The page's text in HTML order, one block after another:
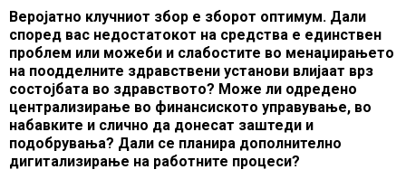
Веројатно клучниот збор е зборот оптимум. Дали
според вас недостатокот на средства е единствен
проблем или можеби и слабостите во менаџирањето
на поодделните здравствени установи влијаат врз
состојбата во здравството? Може ли одредено
централизирање во финансиското управување, во
набавките и слично да донесат заштеди и
подобрувања? Дали се планира дополнително
дигитализирање на работните процеси?